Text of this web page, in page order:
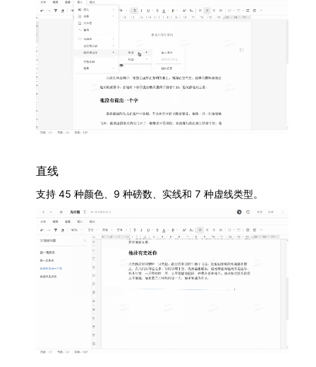
直线
支持 45 种颜色、9 种磅数、实线和 7 种虚线类型。